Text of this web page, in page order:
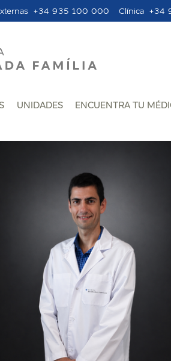
+34 935 100 000 Clínica +34
UNIDADES ENCUENTRA TU